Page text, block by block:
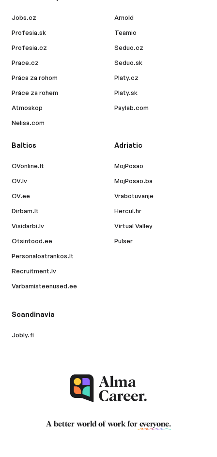
Jobs.cz
Profesia.sk
Profesia.cz
Prace.cz
Práca za rohom
Práce za rohem
Atmoskop
Nelisa.com
Arnold
Teamio
Seduo.cz
Seduo.sk
Platy.cz
Platy.sk
Paylab.com
Baltics
CVonline.lt
CV.lv
CV.ee
Dirbam.lt
Visidarbi.lv
Otsintood.ee
Personaloatrankos.lt
Recruitment.lv
Varbamisteenused.ee
Adriatic
MojPosao
MojPosao.ba
Vrabotuvanje
Hercul.hr
Virtual Valley
Pulser
Scandinavia
Jobly.fi
A better world of work for everyone.